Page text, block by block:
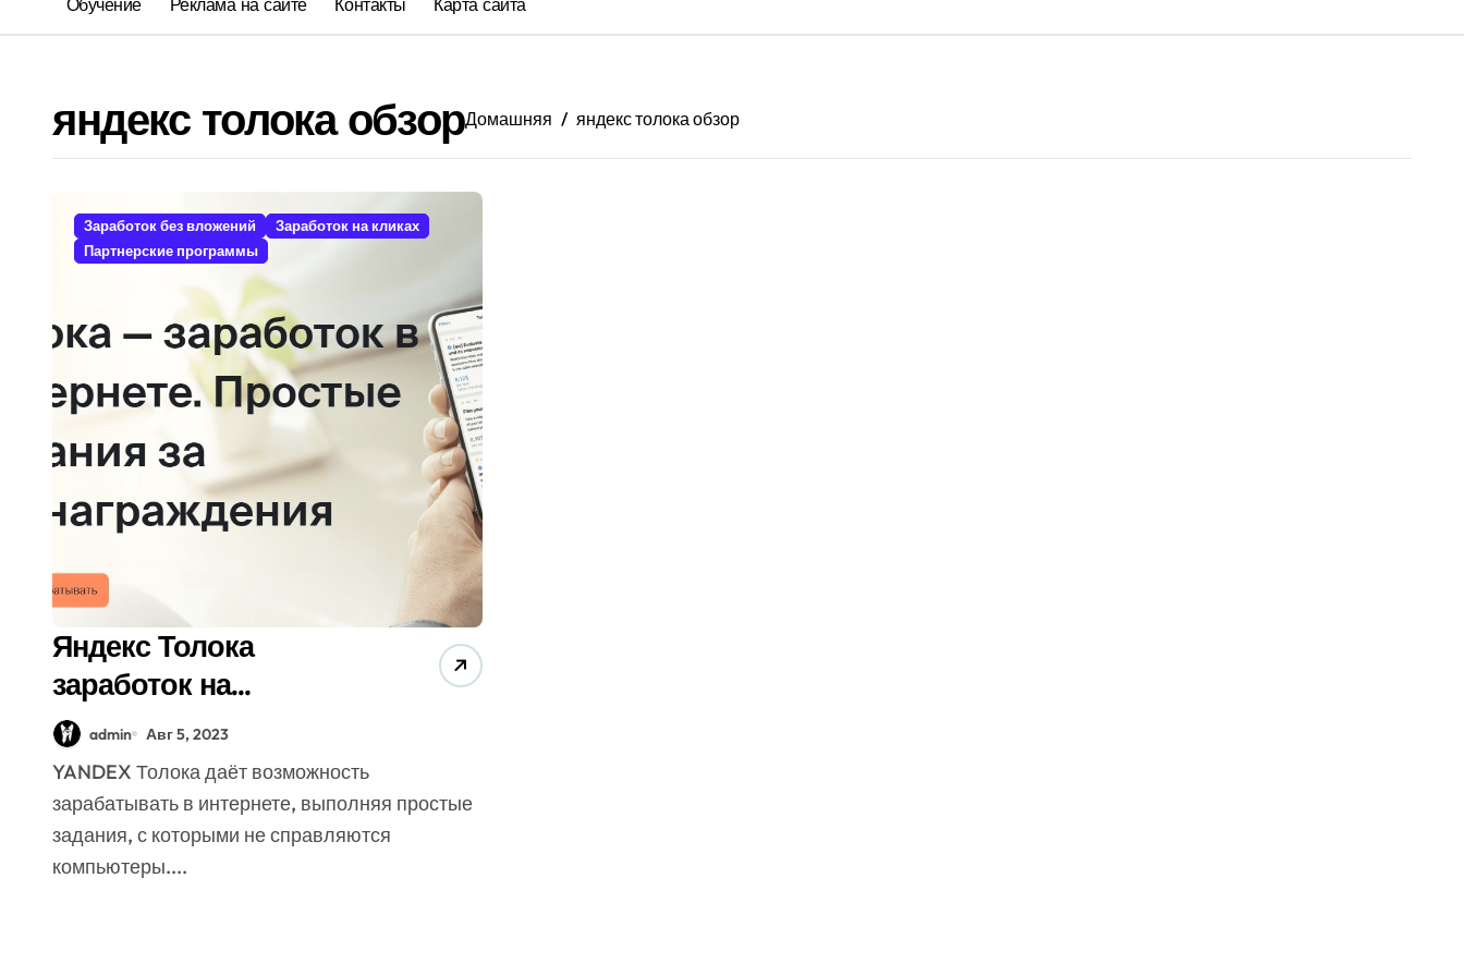
Обучение Реклама на сайте Контакты Карта сайта
яндекс толока обзорДомашняя яндекс толока обзор
Заработок без вложений
Заработок на кликах
Партнерские программы
Яндекс Толока
заработок на
выполнении
несложных заданий
admin Авг 5, 2023
YANDEX Толока даёт возможность
зарабатывать в интернете, выполняя простые
задания, с которыми не справляются
компьютеры....